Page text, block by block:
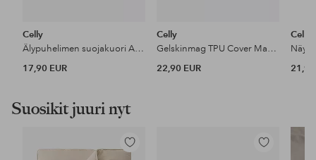
Celly
Älypuhelimen suojakuori Armor Iphone 17 Pro
17,90 EUR
Celly
Gelskinmag TPU Cover MagSafe-yhteensopiva Iphone 15
22,90 EUR
Celly
21,90
Suosikit juuri nyt
Lisää
Lisää